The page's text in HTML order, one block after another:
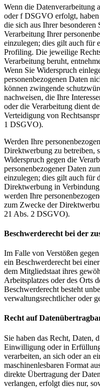
Wenn die Datenverarbeitung
oder f DSGVO erfolgt, haben
die sich aus Ihrer besonderen
Verarbeitung Ihrer
einzulegen; dies gilt auch für
Profiling. Die jeweilige
Verarbeitung beruht,
Wenn Sie Widerspruch
personenbezogenen Daten
können zwingende
nachweisen, die Ihre
oder die Verarbeitung dient
Verteidigung von
1 DSGVO).
Werden Ihre
Direktwerbung zu betreiben,
Widerspruch gegen die
personenbezogener Daten
einzulegen; dies gilt auch für
Direktwerbung in
werden Ihre
zum Zwecke der
21 Abs. 2 DSGVO).
Beschwerderecht bei der
Im Falle von Verstößen
ein Beschwerderecht bei
dem Mitgliedstaat ihres
Arbeitsplatzes oder des Orts
Beschwerderecht besteht
verwaltungsrechtlicher oder
Recht auf
Sie haben das Recht, Daten,
Einwilligung oder in
verarbeiten, an sich oder an
maschinenlesbaren Format
direkte Übertragung der
verlangen, erfolgt dies nur,